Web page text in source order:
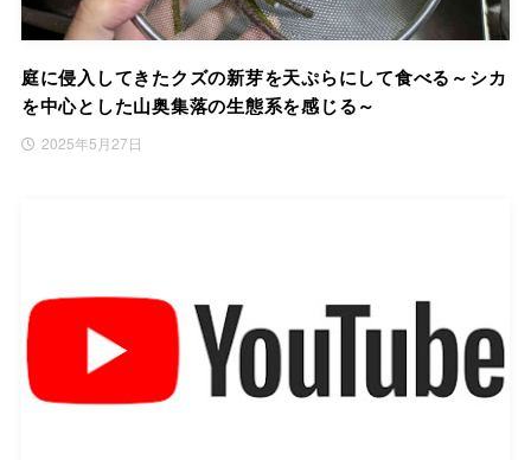
庭に侵入してきたクズの新芽を天ぷらにして食べる～シカ
を中心とした山奥集落の生態系を感じる～
2025年5月27日